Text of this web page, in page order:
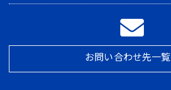
お問い合わせ先一覧